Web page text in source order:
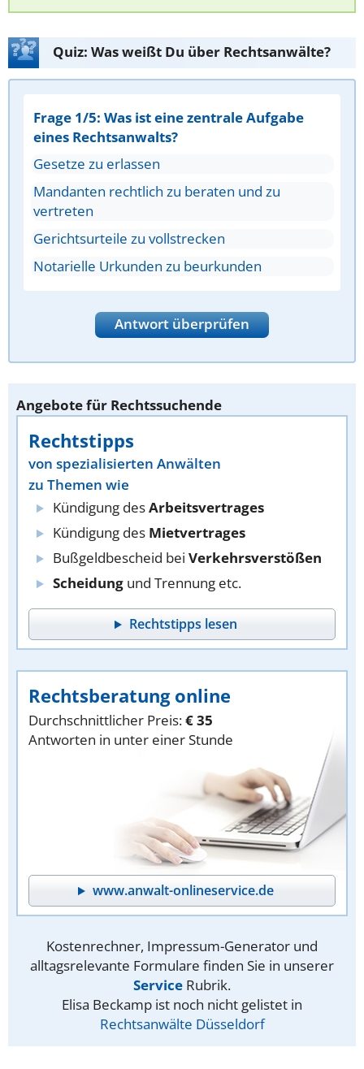
Quiz: Was weißt Du über Rechtsanwälte?
Frage 1/5: Was ist eine zentrale Aufgabe
eines Rechtsanwalts?
Gesetze zu erlassen
Mandanten rechtlich zu beraten und zu
vertreten
Gerichtsurteile zu vollstrecken
Notarielle Urkunden zu beurkunden
Antwort überprüfen
Angebote für Rechtssuchende
Rechtstipps
von spezialisierten Anwälten
zu Themen wie
Kündigung desArbeitsvertrages
Kündigung des Mietvertrages
Bußgeldbescheid bei Verkehrsverstößen
Scheidung und Trennung etc.
Rechtstipps lesen
Rechtsberatung online
Durchschnittlicher Preis:€ 35
Antworten in unter einer Stunde
www.anwalt-onlineservice.de
Kostenrechner, Impressum-Generator und
alltagsrelevante Formulare finden Sie in unserer
Service Rubrik.
Elisa Beckamp ist noch nicht gelistet in
Rechtsanwälte Düsseldorf